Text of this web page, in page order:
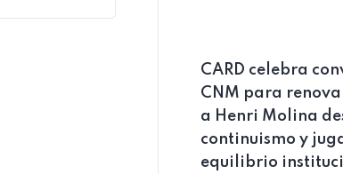
CARD celebra
CNM para
a Henri Molina
continuismo y
equilibrio